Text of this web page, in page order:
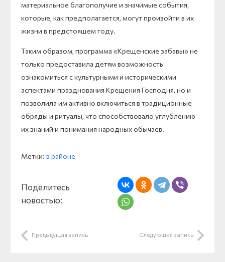
материальное благополучие и значимые события,
которые, как предполагается, могут произойти в их
жизни в предстоящем году.
Таким образом, программа «Крещенские забавы» не
только предоставила детям возможность
ознакомиться с культурными и историческими
аспектами празднования Крещения Господня, но и
позволила им активно включиться в традиционные
обряды и ритуалы, что способствовало углублению
их знаний и понимания народных обычаев.
Метки: в районе
Поделитесь
новостью:
Предыдущая запись Следующая запись